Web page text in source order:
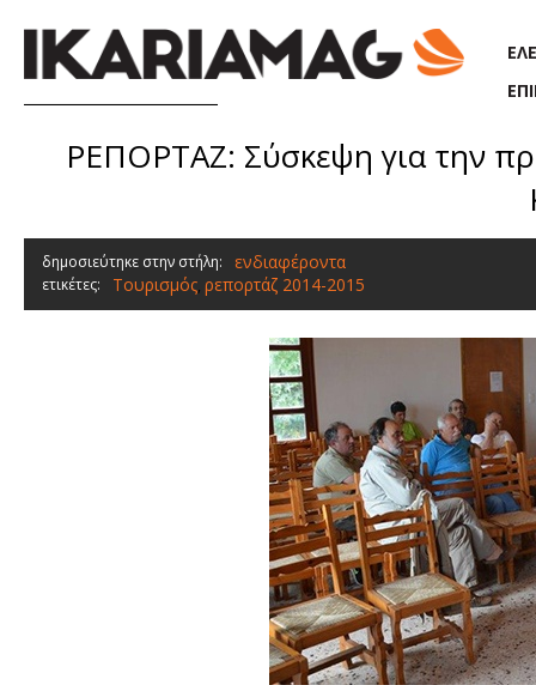
ΡΕΠΟΡΤΑΖ: Σύσκεψη για την
δημοσιεύτηκε στην στήλη: ενδιαφέροντα
ετικέτες: Τουρισμός, ρεπορτάζ 2014-2015